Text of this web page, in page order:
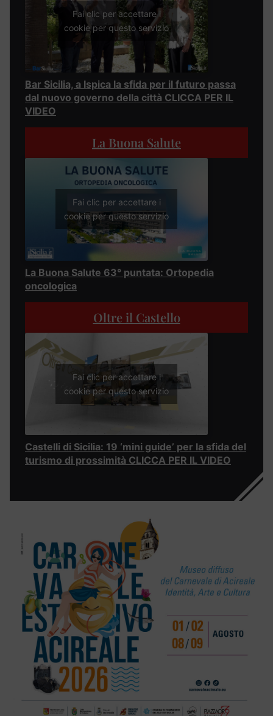
Fai clic per accettare i
cookie per questo servizio
Bar Sicilia, a Ispica la sfida per il futuro passa
dal nuovo governo della città CLICCA PER IL
VIDEO
La Buona Salute
Fai clic per accettare i
cookie per questo servizio
La Buona Salute 63° puntata: Ortopedia
oncologica
Oltre il Castello
Fai clic per accettare i
cookie per questo servizio
Castelli di Sicilia: 19 ‘mini guide’ per la sfida del
turismo di prossimità CLICCA PER IL VIDEO